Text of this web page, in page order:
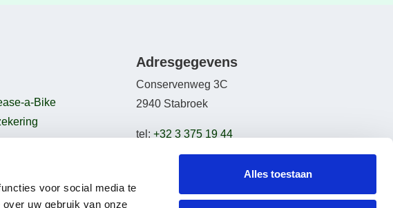
voor social media te
uw gebruik van onze
Alles toestaan
a-Bike
Adresgegevens
Conservenweg 3C
2940 Stabroek
tel: +32 3 375 19 44
info@bikeselection.be